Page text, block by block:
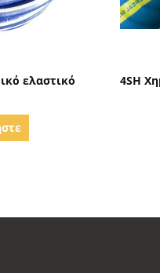
ελαστικό
4SH